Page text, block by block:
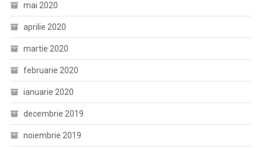
mai 2020
aprilie 2020
martie 2020
februarie 2020
ianuarie 2020
decembrie 2019
noiembrie 2019